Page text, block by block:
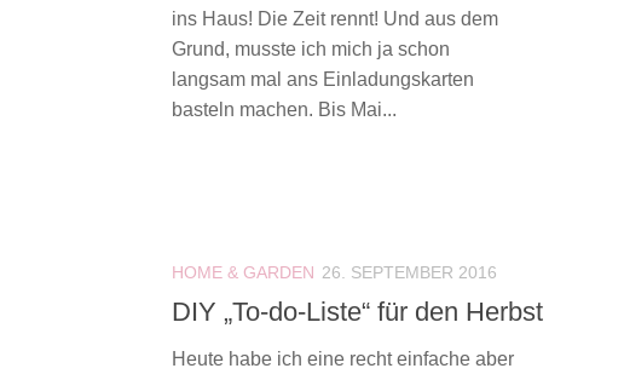
ins Haus! Die Zeit rennt! Und aus dem
Grund, musste ich mich ja schon
langsam mal ans Einladungskarten
basteln machen. Bis Mai...
HOME & GARDEN 26. SEPTEMBER 2016
DIY „To-do-Liste“ für den Herbst
Heute habe ich eine recht einfache aber